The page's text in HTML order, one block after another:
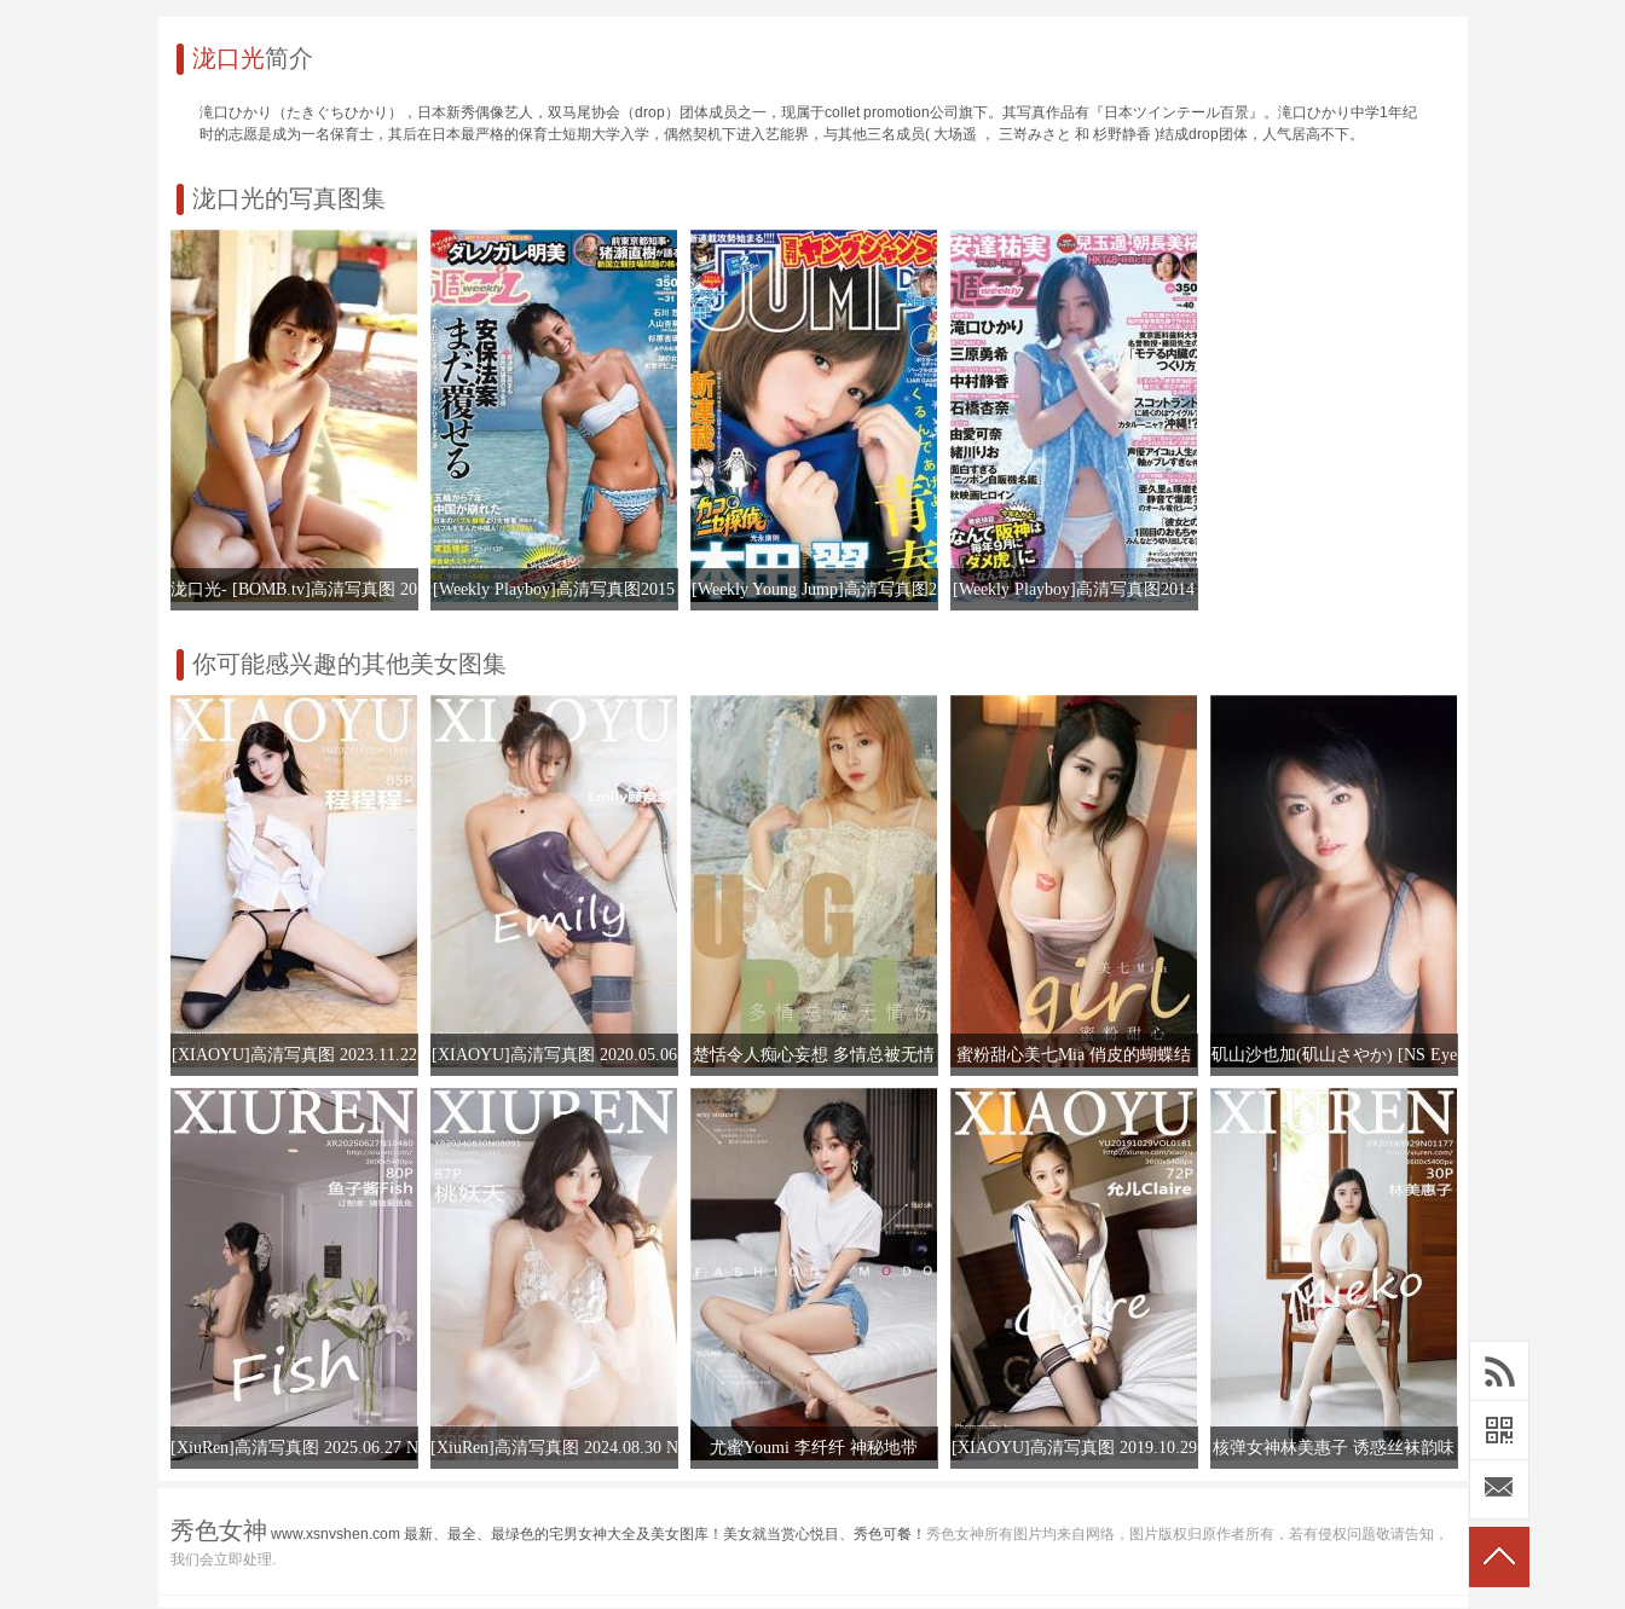
泷口光简介
滝口ひかり（たきぐちひかり），日本新秀偶像艺人，双马尾协会（drop）团体成员之一，现属于collet promotion公司旗下。其写真作品有『日本ツインテール百景』。滝口ひかり中学1年纪
时的志愿是成为一名保育士，其后在日本最严格的保育士短期大学入学，偶然契机下进入艺能界，与其他三名成员( 大场遥 ， 三嵜みさと 和 杉野静香 )结成drop团体，人气居高不下。
泷口光的写真图集
泷口光- [BOMB.tv]高清写真图 20 [Weekly Playboy]高清写真图2015
時東ぁみ 朝比奈彩 松井玲奈 須
藤凜々花 早乙女美々 宇田あんり
[Weekly Young Jump]高清写真图2 [Weekly Playboy]高清写真图2014
桥本マナミ 石桥杏奈 绪川りお
由爱可奈
你可能感兴趣的其他美女图集
[XIAOYU]高清写真图 2023.11.22
VOL.1150 程程程- 短裙美腿
[XIAOYU]高清写真图 2020.05.06
VOL.303 Emily顾奈奈
楚恬令人痴心妄想 多情总被无情 蜜粉甜心美七Mia 俏皮的蝴蝶结 矶山沙也加(矶山さやか) [NS Eye
s写真图]高清写真图SF-No.603
[XiuRen]高清写真图 2025.06.27 N [XiuRen]高清写真图 2024.08.30 N 尤蜜Youmi 李纤纤 神秘地带 [XIAOYU]高清写真图 2019.10.29 核弹女神林美惠子 诱惑丝袜韵味
秀色女神 www.xsnvshen.com 最新、最全、最绿色的宅男女神大全及美女图库！美女就当赏心悦目、秀色可餐！ 秀色女神所有图片均来自网络，图片版权归原作者所有，若有侵权问题敬请告知，
我们会立即处理.